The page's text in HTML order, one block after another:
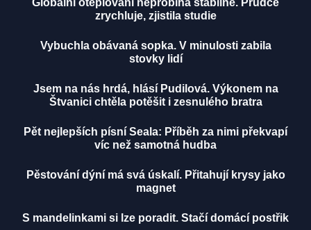
Globální oteplování neprobíhá stabilně. Prudce
zrychluje, zjistila studie
Vybuchla obávaná sopka. V minulosti zabila
stovky lidí
Jsem na nás hrdá, hlásí Pudilová. Výkonem na
Štvanici chtěla potěšit i zesnulého bratra
Pět nejlepších písní Seala: Příběh za nimi překvapí
víc než samotná hudba
Pěstování dýní má svá úskalí. Přitahují krysy jako
magnet
S mandelinkami si lze poradit. Stačí domácí postřik